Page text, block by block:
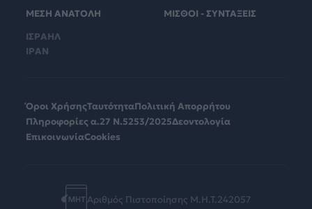
ΜΕΣΗ ΑΝΑΤΟΛΗ
ΙΣΡΑΗΛ
ΙΡΑΝ
ΜΙΣΘΟΙ - ΣΥΝΤΑΞΕΙΣ
Όροι ΧρήσηςΤαυτότηταΠολιτική Απορρήτου
Πληροφορίες α.27 Ν.5253/2025Δεοντολογία
ΕπικοινωνίαCookies
Αριθμός Πιστοποίησης Μ.Η.Τ.242057